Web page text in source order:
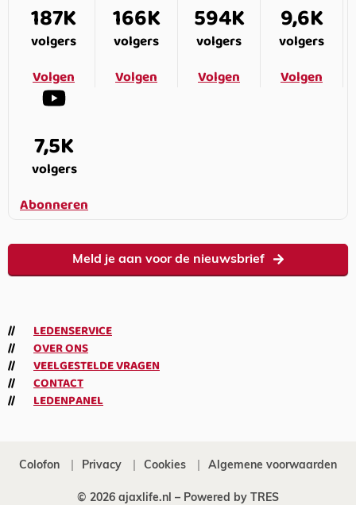
187K
volgers
Volgen
166K
volgers
Volgen
594K
volgers
Volgen
9,6K
volgers
Volgen
7,5K
volgers
Abonneren
Meld je aan voor de nieuwsbrief
LEDENSERVICE
OVER ONS
VEELGESTELDE VRAGEN
CONTACT
LEDENPANEL
Colofon Privacy Cookies Algemene voorwaarden
© 2026 ajaxlife.nl – Powered by TRES